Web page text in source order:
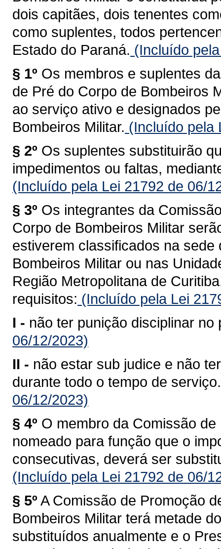
dois capitães, dois tenentes
como suplentes, todos
Estado do Paraná. (Incluído
§ 1º Os membros e suplentes
de Pré do Corpo de Bombeiros
ao serviço ativo e designados
Bombeiros Militar. (Incluído pela
§ 2º Os suplentes substituirão
impedimentos ou faltas,
(Incluído pela Lei 21792 de 06/
§ 3º Os integrantes da
Corpo de Bombeiros Militar
estiverem classificados na
Bombeiros Militar ou nas
Região Metropolitana de
requisitos: (Incluído pela Lei
I - não ter punição disciplinar no
06/12/2023)
II - não estar sub judice e não
durante todo o tempo de serviço.
06/12/2023)
§ 4º O membro da Comissão
nomeado para função que o
consecutivas, deverá ser
(Incluído pela Lei 21792 de 06/
§ 5º A Comissão de Promoção
Bombeiros Militar terá metade
substituídos anualmente e o